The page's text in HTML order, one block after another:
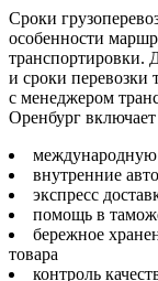
Сроки
особенности
транспортировки.
и сроки перевозки
с менеджером
Оренбург
международную
внутренние
экспресс
помощь в
бережное
товара
контроль